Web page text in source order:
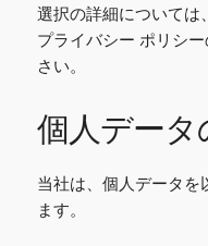
選択の詳細については
プライバシー ポリシ
さい。
個人データ
当社は、個人データを
ます。